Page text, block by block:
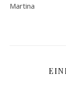
Martina